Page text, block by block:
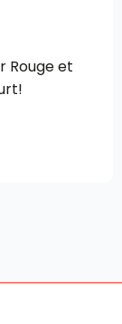
Rouge et